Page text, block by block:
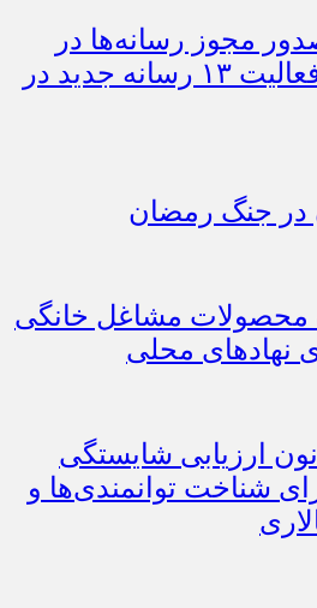
صدور مجوز رسانه‌ها در
خراسان شمالی / فعالیت ۱۳ رسانه جدید در
در جنگ رمضان
محصولات مشاغل خانگی
نهادهای محلی
ارزیابی شایستگی
شناخت توانمندی‌ها و